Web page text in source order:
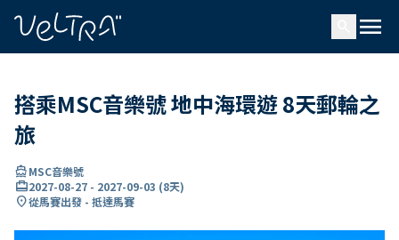
menu
搭乘MSC音樂號 地中海環遊 8天郵輪之
旅
directions_boatMSC音樂號
card_travel2027-08-27 - 2027-09-03 (8天)
location_on從馬賽出發 - 抵達馬賽